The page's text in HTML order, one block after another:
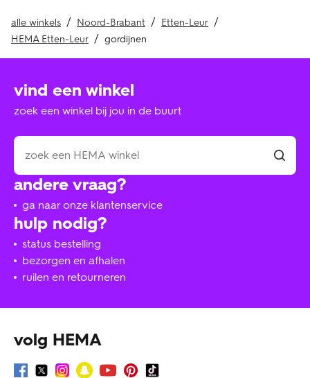
alle winkels Noord-Brabant
Etten-Leur
HEMA Etten-Leur
gordijnen
hulp nodig?
status bestelling
bezorgen en afhalen
ruilen en retourneren
andere vraag?
ga naar onze klantenservice
vind een winkel
zoek een winkel bij jou in de buurt
volg HEMA